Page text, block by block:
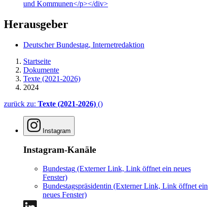
und Kommunen</p></div>
Herausgeber
Deutscher Bundestag, Internetredaktion
Startseite
Dokumente
Texte (2021-2026)
2024
zurück zu: Texte (2021-2026) ()
Instagram
Instagram-Kanäle
Bundestag (Externer Link, Link öffnet ein neues
Fenster)
Bundestagspräsidentin (Externer Link, Link öffnet ein
neues Fenster)